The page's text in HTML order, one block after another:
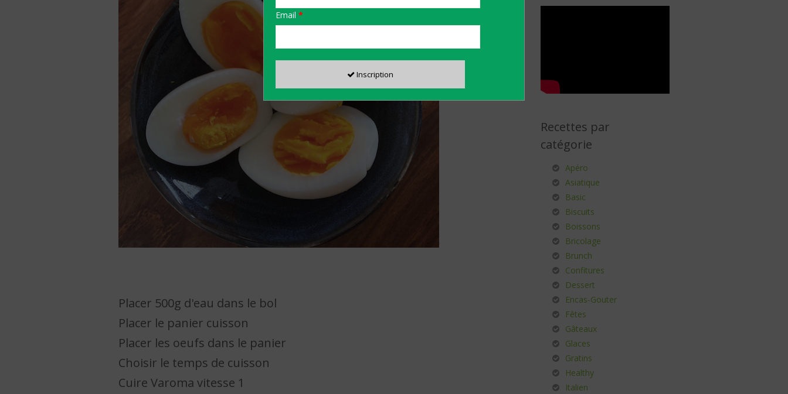
Email*
Inscription
Placer 500g d'eau dans le bol
Placer le panier cuisson
Placer les oeufs dans le panier
Choisir le temps de cuisson
Cuire Varoma vitesse 1
Recettes par
catégorie
Apéro
Asiatique
Basic
Biscuits
Boissons
Bricolage
Brunch
Confitures
Dessert
Encas-Gouter
Fêtes
Gâteaux
Glaces
Gratins
Healthy
Italien